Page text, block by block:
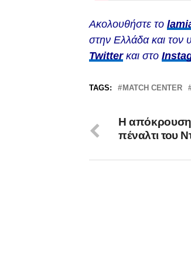
Ακολουθήστε το
στην Ελλάδα και
Twitterκαι στο
TAGS: MATCH CENTER
Η απόκρουση
πέναλτι του